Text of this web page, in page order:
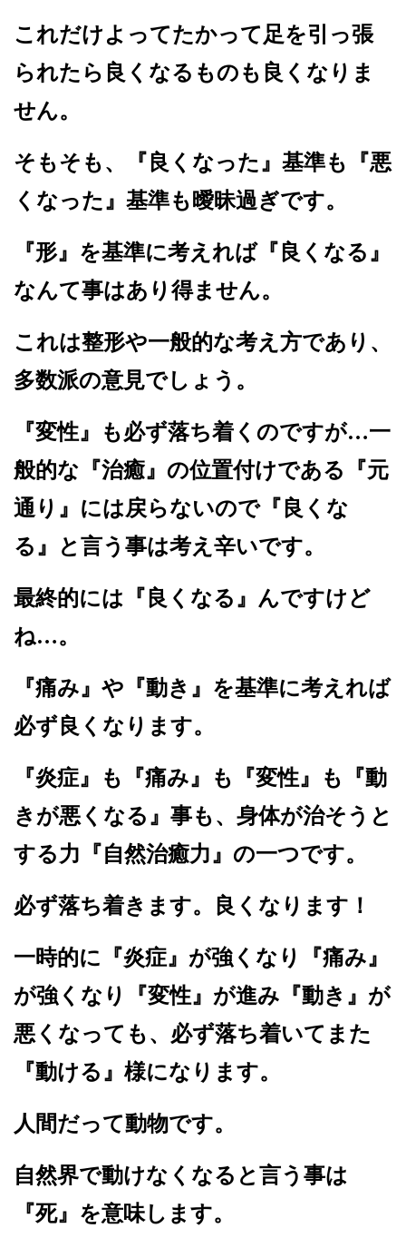
これだけよってたかって足を引っ張
られたら良くなるものも良くなりま
せん。
そもそも、『良くなった』基準も『悪
くなった』基準も曖昧過ぎです。
『形』を基準に考えれば『良くなる』
なんて事はあり得ません。
これは整形や一般的な考え方であり、
多数派の意見でしょう。
『変性』も必ず落ち着くのですが…一
般的な『治癒』の位置付けである『元
通り』には戻らないので『良くな
る』と言う事は考え辛いです。
最終的には『良くなる』んですけど
ね…。
『痛み』や『動き』を基準に考えれば
必ず良くなります。
『炎症』も『痛み』も『変性』も『動
きが悪くなる』事も、身体が治そうと
する力『自然治癒力』の一つです。
必ず落ち着きます。良くなります！
一時的に『炎症』が強くなり『痛み』
が強くなり『変性』が進み『動き』が
悪くなっても、必ず落ち着いてまた
『動ける』様になります。
人間だって動物です。
自然界で動けなくなると言う事は
『死』を意味します。